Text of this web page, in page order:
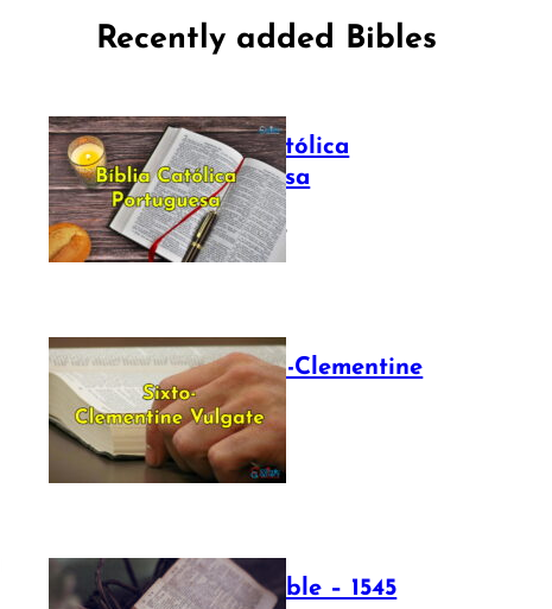
Recently added Bibles
Bíblia Católica
Portuguesa
July 16, 2025
The Sixto-Clementine
Vulgate
July 12, 2025
Luther Bible – 1545